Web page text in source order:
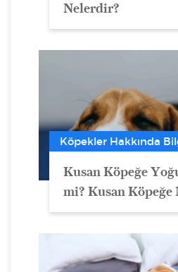
Nelerdir?
Köpekler Hakkında
Kusan Köpeğe
mi? Kusan